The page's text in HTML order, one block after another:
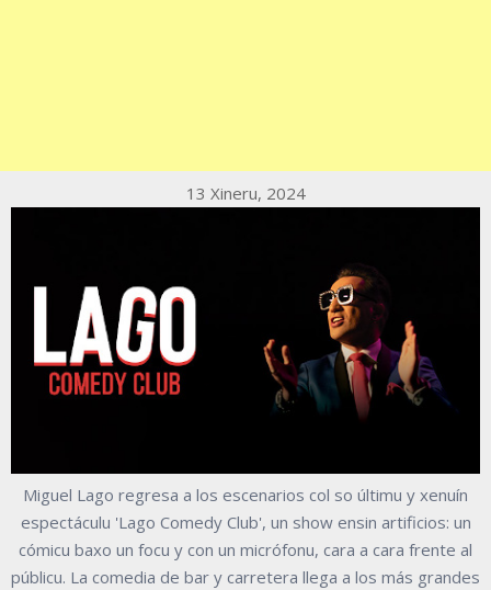
13 Xineru, 2024
Miguel Lago regresa a los escenarios col so últimu y xenuín
espectáculu 'Lago Comedy Club', un show ensin artificios: un
cómicu baxo un focu y con un micrófonu, cara a cara frente al
públicu. La comedia de bar y carretera llega a los más grandes